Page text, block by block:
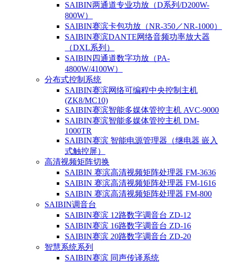
SAIBIN两通道专业功放（D系列/D200W-
800W）
SAIBIN赛滨卡包功放（NR-350／NR-1000）
SAIBIN赛滨DANTE网络音频功率放大器
（DXL系列）
SAIBIN四通道数字功放（PA-
4800W/4100W）
分布式控制系统
SAIBIN赛滨网络可编程中央控制主机
(ZK8/MC10)
SAIBIN赛滨智能多媒体管控主机 AVC-9000
SAIBIN赛滨智能多媒体管控主机 DM-
1000TR
SAIBIN赛滨 智能电源管理器（继电器 嵌入
式触控屏）
高清视频矩阵切换
SAIBIN 赛滨高清视频矩阵处理器 FM-3636
SAIBIN 赛滨高清视频矩阵处理器 FM-1616
SAIBIN 赛滨高清视频矩阵处理器 FM-800
SAIBIN调音台
SAIBIN赛滨 12路数字调音台 ZD-12
SAIBIN赛滨 16路数字调音台 ZD-16
SAIBIN赛滨 20路数字调音台 ZD-20
智慧系统系列
SAIBIN赛滨 同声传译系统